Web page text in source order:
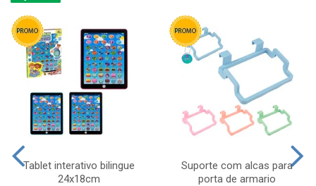
Tablet interativo bilingue
24x18cm
Suporte com alcas para
porta de armario